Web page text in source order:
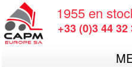
1955 en
+33 (0)3 44 32